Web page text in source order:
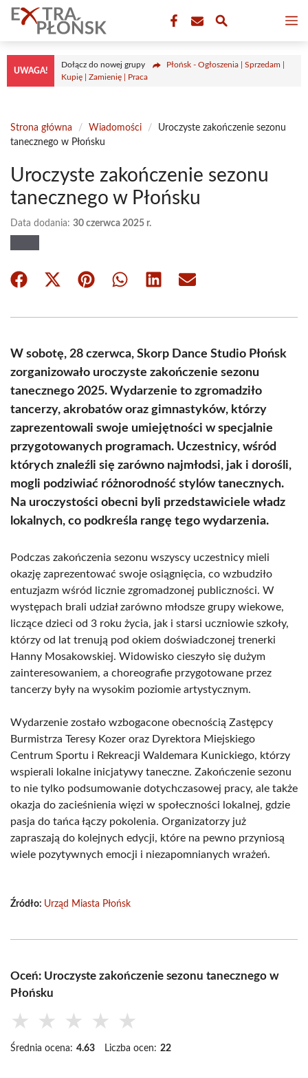
Przejdź
treści
UWAGA!
Dołącz do nowej grupy
Płońsk - Ogłoszenia | Sprzedam |
Kupię | Zamienię | Praca
Strona główna / Wiadomości /
Uroczyste zakończenie sezonu
tanecznego w Płońsku
Uroczyste zakończenie sezonu
tanecznego w Płońsku
Data dodania: 30 czerwca 2025 r.
Share
Share
(Twitter)
Share Share Share Share
W sobotę, 28 czerwca, Skorp Dance Studio Płońsk
zorganizowało uroczyste zakończenie sezonu
tanecznego 2025. Wydarzenie to zgromadziło
tancerzy, akrobatów oraz gimnastyków, którzy
zaprezentowali swoje umiejętności w specjalnie
przygotowanych programach. Uczestnicy, wśród
których znaleźli się zarówno najmłodsi, jak i dorośli,
mogli podziwiać różnorodność stylów tanecznych.
Na uroczystości obecni byli przedstawiciele władz
lokalnych, co podkreśla rangę tego wydarzenia.
Podczas zakończenia sezonu wszyscy uczestnicy mieli
okazję zaprezentować swoje osiągnięcia, co wzbudziło
entuzjazm wśród licznie zgromadzonej publiczności. W
występach brali udział zarówno młodsze grupy wiekowe,
liczące dzieci od 3 roku życia, jak i starsi uczniowie szkoły,
którzy od lat trenują pod okiem doświadczonej trenerki
Hanny Mosakowskiej. Widowisko cieszyło się dużym
zainteresowaniem, a choreografie przygotowane przez
tancerzy były na wysokim poziomie artystycznym.
Wydarzenie zostało wzbogacone obecnością Zastępcy
Burmistrza Teresy Kozer oraz Dyrektora Miejskiego
Centrum Sportu i Rekreacji Waldemara Kunickiego, którzy
wspierali lokalne inicjatywy taneczne. Zakończenie sezonu
to nie tylko podsumowanie dotychczasowej pracy, ale także
okazja do zacieśnienia więzi w społeczności lokalnej, gdzie
pasja do tańca łączy pokolenia. Organizatorzy już
zapraszają do kolejnych edycji, które na pewno przyniosą
wiele pozytywnych emocji i niezapomnianych wrażeń.
Źródło: Urząd Miasta Płońsk
Oceń: Uroczyste zakończenie sezonu tanecznego w
Płońsku
★ ★ ★ ★ ★
Średnia ocena: 4.63 Liczba ocen: 22